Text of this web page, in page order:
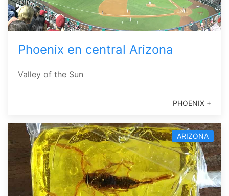
Phoenix en central Arizona
Valley of the Sun
PHOENIX +
ARIZONA